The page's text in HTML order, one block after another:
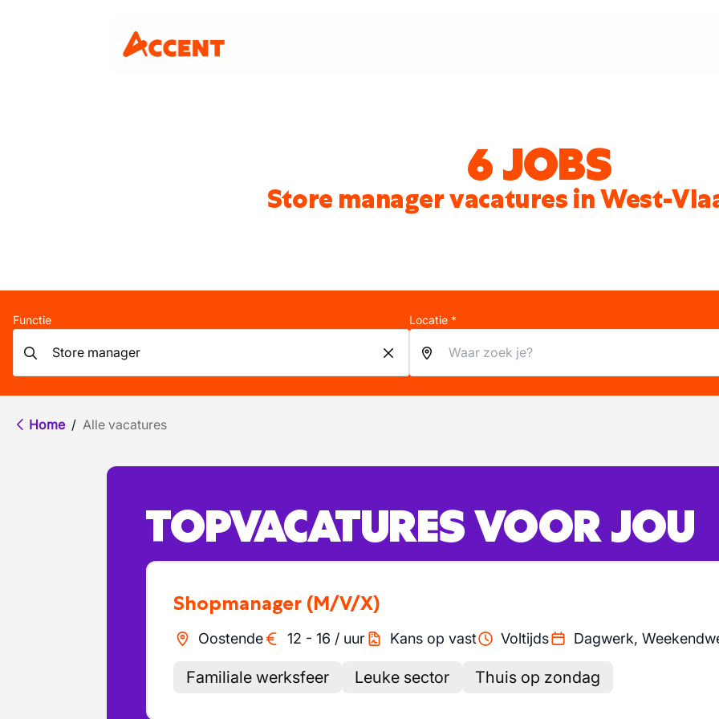
6 JOBS
Store manager vacatures in West-
Functie Locatie *
Home / Alle vacatures
TOPVACATURES VOOR JOU
Shopmanager (M/V/X)
Oostende 12 - 16 / uur Kans op vast Voltijds Dagwerk,
Familiale werksfeer Leuke sector Thuis op zondag